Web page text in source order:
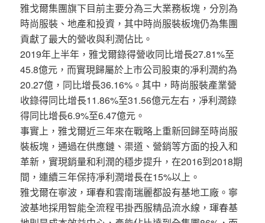
雅戈爾集團旗下目前主要分為三大業務板塊，分別為
時尚服裝、地產和投資，其中時尚服裝板塊仍為集團
貢獻了最大的營收與利潤佔比。
2019年上半年，雅戈爾錄得營收同比增長27.81%至
45.8億元，而實現歸屬於上市公司股東的凈利潤約為
20.27億，同比增長36.16%。其中，時尚服裝產業營
收錄得同比增長11.86%至31.56億元左右，凈利潤錄
得同比增長6.9%至6.47億元。
事實上，雅戈爾近三年來在戰略上重新回歸至時尚服
裝板塊，通過在供應鏈、渠道、營銷等方面的投入和
革新，實現銷量和利潤的穩步提升，在2016到2018期
間，連續三年保持凈利潤增長在15%以上。
雅戈爾在寧波，琿春和雲南瑞麗都設有基地工廠。寧
波基地採用智能全流程弔掛西服精品流水線，琿春基